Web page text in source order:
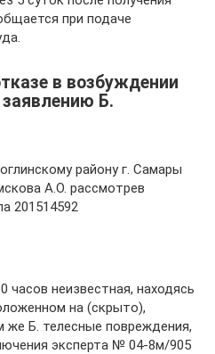
при подаче
в возбуждении
Б.
району г. Самары
А.О. рассмотрев
201514592
часов неизвестная, находясь
на (скрыто),
же Б. телесные повреждения,
эксперта № 04-8м/905